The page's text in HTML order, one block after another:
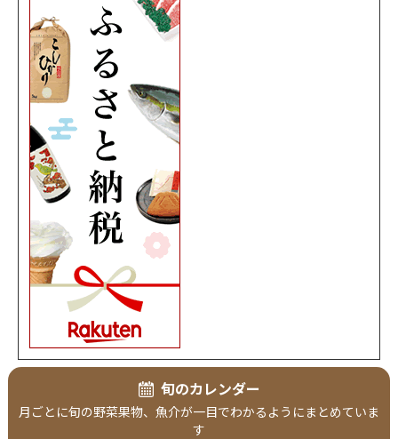
旬のカレンダー
月ごとに旬の野菜果物、魚介が一目でわかるようにまとめていま
す